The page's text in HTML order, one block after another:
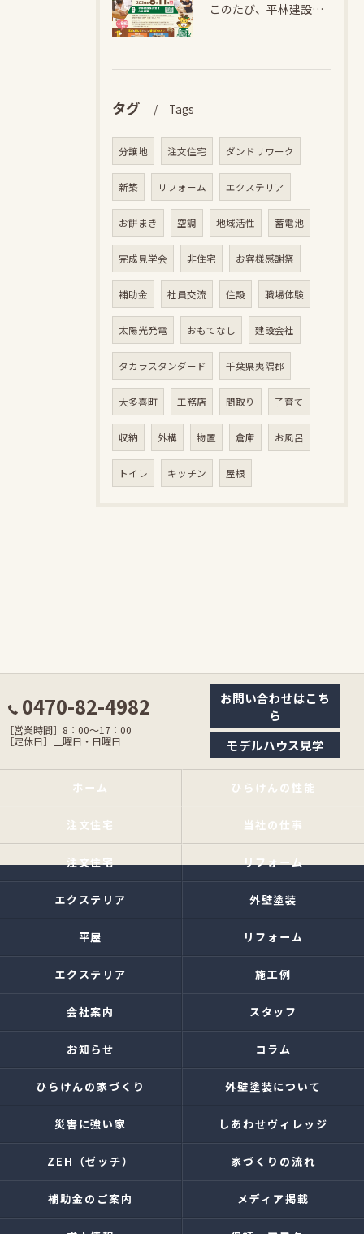
このたび、平林建設では、お子さまが木とふれあい・木について学...
タグ Tags
分譲地 注文住宅 ダンドリワーク
新築 リフォーム エクステリア
お餅まき 空調 地域活性 蓄電池
完成見学会 非住宅 お客様感謝祭
補助金 社員交流 住設 職場体験
太陽光発電 おもてなし 建設会社
タカラスタンダード 千葉県夷隅郡
大多喜町 工務店 間取り 子育て
収納 外構 物置 倉庫 お風呂
トイレ キッチン 屋根
0470-82-4982
［営業時間］8：00〜17：00
［定休日］土曜日・日曜日
お問い合わせはこち
ら
モデルハウス見学
ホーム ひらけんの性能
注文住宅 当社の仕事
注文住宅 リフォーム
エクステリア 外壁塗装
平屋 リフォーム
エクステリア 施工例
会社案内 スタッフ
お知らせ コラム
ひらけんの家づくり 外壁塗装について
災害に強い家 しあわせヴィレッジ
ZEH（ゼッチ） 家づくりの流れ
補助金のご案内 メディア掲載